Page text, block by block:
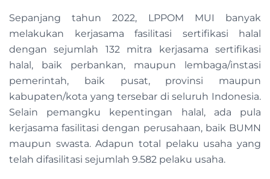
Sepanjang tahun 2022, LPPOM MUI banyak
melakukan kerjasama fasilitasi sertifikasi halal
dengan sejumlah 132 mitra kerjasama sertifikasi
halal, baik perbankan, maupun lembaga/instasi
pemerintah, baik pusat, provinsi maupun
kabupaten/kota yang tersebar di seluruh Indonesia.
Selain pemangku kepentingan
halal, ada pula
kerjasama fasilitasi dengan perusahaan, baik BUMN
maupun swasta. Adapun total pelaku usaha yang
telah difasilitasi sejumlah 9.582 pelaku usaha.